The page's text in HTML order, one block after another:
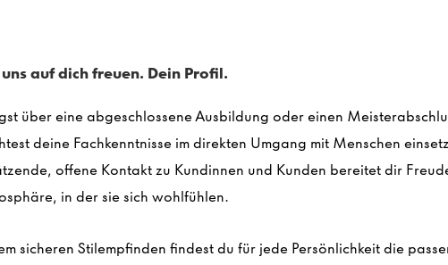
auf dich freuen. Dein Profil.
über eine abgeschlossene Ausbildung oder einen
deine Fachkenntnisse im direkten Umgang mit Menschen
offene Kontakt zu Kundinnen und Kunden bereitet dir
in der sie sich wohlfühlen.
sicheren Stilempfinden findest du für jede Persönlichkeit die